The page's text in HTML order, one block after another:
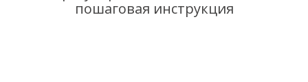
пошаговая инструкция